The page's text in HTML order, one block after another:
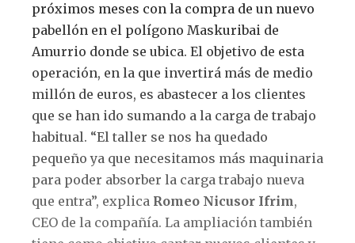
próximos meses con la compra de un nuevo
pabellón en el polígono Maskuribai de
Amurrio donde se ubica. El objetivo de esta
operación, en la que invertirá más de medio
millón de euros, es abastecer a los clientes
que se han ido sumando a la carga de trabajo
habitual. “El taller se nos ha quedado
pequeño ya que necesitamos más maquinaria
para poder absorber la carga trabajo nueva
que entra”, explica Romeo Nicusor Ifrim,
CEO de la compañía. La ampliación también